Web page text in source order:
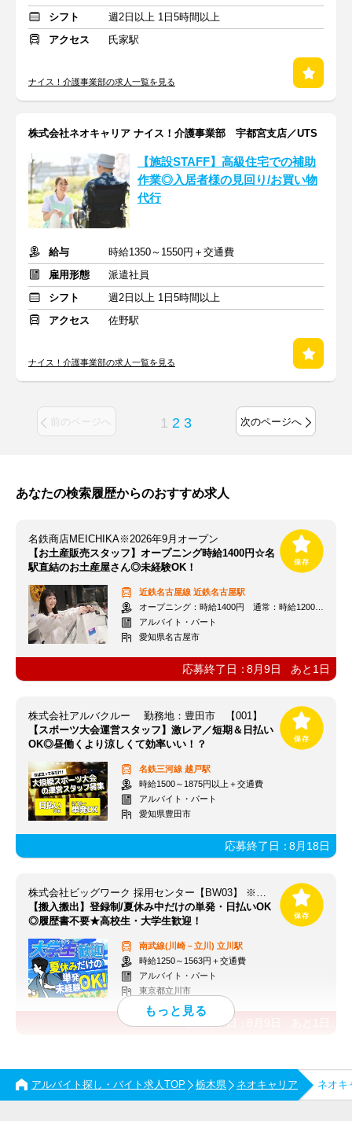
シフト
週2日以上 1日5時間以上
アクセス
氏家駅
ナイス！介護事業部の求人一覧を見る
株式会社ネオキャリア ナイス！介護事業部 宇都宮支店／UTS
【施設STAFF】高級住宅での補助
作業◎入居者様の見回り/お買い物
代行
給与
時給1350～1550円＋交通費
雇用形態
派遣社員
シフト
週2日以上 1日5時間以上
アクセス
佐野駅
ナイス！介護事業部の求人一覧を見る
前のページへ 1 2 3 次のページへ
あなたの検索履歴からのおすすめ求人
名鉄商店MEICHIKA※2026年9月オープン
【お土産販売スタッフ】オープニング時給1400円☆名
駅直結のお土産屋さん◎未経験OK！
近鉄名古屋線 近鉄名古屋駅
オープニング：時給1400円 通常：時給1200円～＋交通費全額支給
アルバイト・パート
愛知県名古屋市
応募終了日：8月9日 あと 1 日
株式会社アルバクルー 勤務地：豊田市 【001】
【スポーツ大会運営スタッフ】激レア／短期＆日払い
OK◎昼働くより涼しくて効率いい！？
名鉄三河線 越戸駅
時給1500～1875円以上＋交通費
アルバイト・パート
愛知県豊田市
応募終了日：8月18日
株式会社ビッグワーク 採用センター【BW03】 ※立川エリア
【搬入搬出】登録制/夏休み中だけの単発・日払いOK
◎履歴書不要★高校生・大学生歓迎！
南武線(川崎－立川) 立川駅
時給1250～1563円＋交通費
アルバイト・パート
東京都立川市
応募終了日：
アルバイト探し・バイト求人TOP 栃木県 ネオキャリア ネオキ